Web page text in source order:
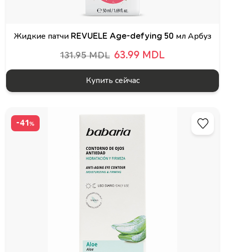
Жидкие патчи REVUELE Age-defying 50 мл Арбуз
131.95 MDL 63.99 MDL
Купить сейчас
-41 %